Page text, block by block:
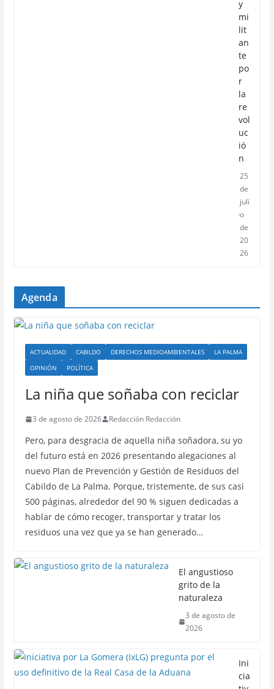
y
mi
lit
an
te
po
r
la
re
vol
uc
ió
n
25
de
juli
o
de
20
26
Agenda
ACTUALIDAD CABILDO DERECHOS MEDIOAMBIENTALES
LA PALMA
OPINIÓN
POLÍTICA
La niña que soñaba con reciclar
3 de agosto de 2026 Redacción Redacción
Pero, para desgracia de aquella niña soñadora, su yo
del futuro está en 2026 presentando alegaciones al
nuevo Plan de Prevención y Gestión de Residuos del
Cabildo de La Palma. Porque, tristemente, de sus casi
500 páginas, alrededor del 90 % siguen dedicadas a
hablar de cómo recoger, transportar y tratar los
residuos una vez que ya se han generado…
El angustioso
grito de la
naturaleza
3 de agosto de
2026
Ini
cia